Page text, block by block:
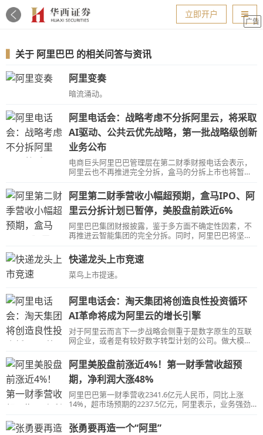
导航
立即开户
广告
关于 阿里巴巴 的相关问答与资讯
阿里变奏
暗流涌动。
阿里电话会：战略考虑不分拆阿里云，将采取
AI驱动、公共云优先战略，第一批战略级创新
业务公布
电商巨头阿里巴巴管理层在第二财季财报电话会表示，
阿里云也不再推进完全分拆，盒马的分拆上市也将暂
对 AI 相关硬件、软件领域的技术投资，尤其是在淘宝天
猫业务方面；未来将利用Choice业务驱动平台增长，并
公布了第一批战略级创新业务。
阿里第二财季营收小幅超预期，盒马IPO、阿
里云分拆计划已暂停，美股盘前跌近6%
阿里巴巴集团财报披露，鉴于多方面不确定性因素，不
再推进云智能集团的完全分拆。同时，阿里巴巴将坚决
“AI+云计算”发展战略，打造AI时代技术领先的云计算服
务。
快递龙头上市竞速
菜鸟上市提速。
阿里电话会：淘天集团将创造良性投资循环
AI革命将成为阿里云的增长引擎
对于阿里云而言下一步战略会侧重于是数字原生的互联
网企业，或者是有较好数字转型计划的公司。做大模型
来阿里云会坚定开源这条路。
阿里美股盘前涨近4%！第一财季营收超预
期，净利润大涨48%
阿里巴巴第一财季营收2341.6亿元人民币，同比上涨
14%，超市场预期的2237.5亿元，阿里表示，业务强劲
张勇要再造一个“阿里”